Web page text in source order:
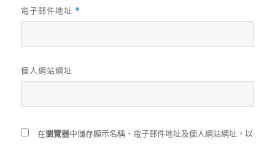
電子郵件地址 *
個人網站網址
在瀏覽器中儲存顯示名稱、電子郵件地址及個人網站網址，以